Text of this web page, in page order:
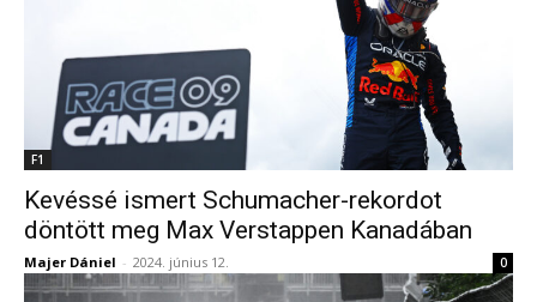
F1
Kevéssé ismert Schumacher-rekordot
döntött meg Max Verstappen Kanadában
Majer Dániel - 2024. június 12. 0